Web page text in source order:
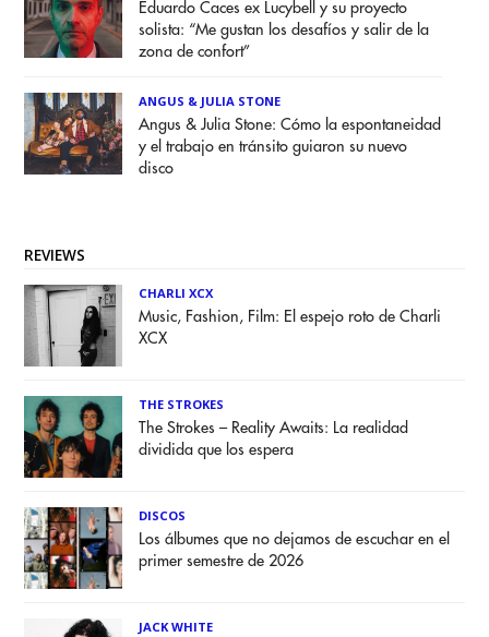
Eduardo Caces ex Lucybell y su proyecto
solista: “Me gustan los desafíos y salir de la
zona de confort”
ANGUS & JULIA STONE
Angus & Julia Stone: Cómo la espontaneidad
y el trabajo en tránsito guiaron su nuevo
disco
REVIEWS
CHARLI XCX
Music, Fashion, Film: El espejo roto de Charli
XCX
THE STROKES
The Strokes – Reality Awaits: La realidad
dividida que los espera
DISCOS
Los álbumes que no dejamos de escuchar en el
primer semestre de 2026
JACK WHITE